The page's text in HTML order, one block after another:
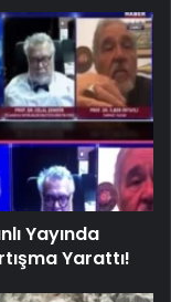
Yayında
Yarattı!